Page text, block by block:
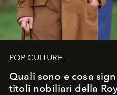
POP CULTURE
Quali sono e cosa
titoli nobiliari della